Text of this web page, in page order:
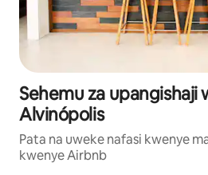
Sehemu za upangishaji
Alvinópolis
Pata na uweke nafasi kwenye
kwenye Airbnb